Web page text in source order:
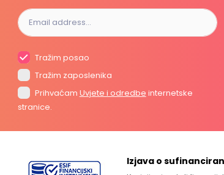
Tražim posao
Tražim zaposlenika
Prihvaćam Uvjete i odredbe internetske
stranice.
Izjava o